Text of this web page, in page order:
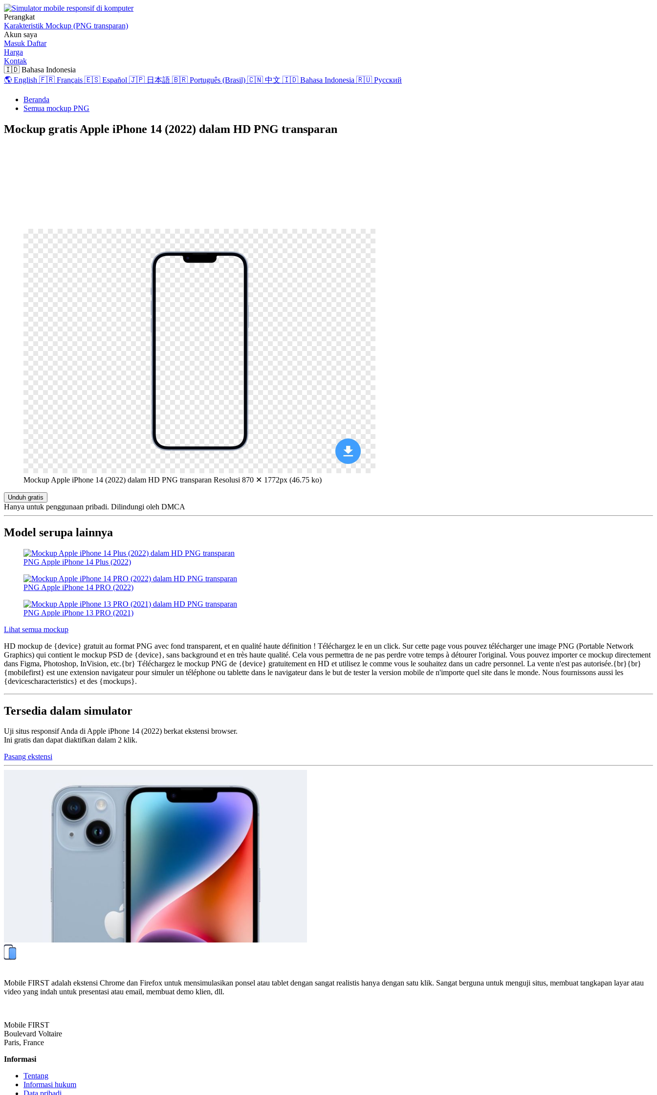
Perangkat
Karakteristik Mockup (PNG transparan)
Akun saya
Masuk Daftar
Harga
Kontak
🇮🇩 Bahasa Indonesia
🌎 English 🇫🇷 Français 🇪🇸 Español 🇯🇵 日本語 🇧🇷 Português (Brasil) 🇨🇳 中文 🇮🇩 Bahasa Indonesia 🇷🇺 Русский
Beranda
Semua mockup PNG
Mockup gratis Apple iPhone 14 (2022) dalam HD PNG transparan
Mockup Apple iPhone 14 (2022) dalam HD PNG transparan Resolusi 870 ✕ 1772px (46.75 ko)
Unduh gratis
Hanya untuk penggunaan pribadi. Dilindungi oleh DMCA
Model serupa lainnya
PNG Apple iPhone 14 Plus (2022)
PNG Apple iPhone 14 PRO (2022)
PNG Apple iPhone 13 PRO (2021)
Lihat semua mockup
HD mockup de {device} gratuit au format PNG avec fond transparent, et en qualité haute définition ! Téléchargez le en un click. Sur cette page vous pouvez télécharger une image PNG (Portable Network
Graphics) qui contient le mockup PSD de {device}, sans background et en très haute qualité. Cela vous permettra de ne pas perdre votre temps à détourer l'original. Vous pouvez importer ce mockup directement
dans Figma, Photoshop, InVision, etc.{br} Téléchargez le mockup PNG de {device} gratuitement en HD et utilisez le comme vous le souhaitez dans un cadre personnel. La vente n'est pas autorisée.{br}{br}
{mobilefirst} est une extension navigateur pour simuler un téléphone ou tablette dans le navigateur dans le but de tester la version mobile de n'importe quel site dans le monde. Nous fournissons aussi les
{devicescharacteristics} et des {mockups}.
Tersedia dalam simulator
Uji situs responsif Anda di Apple iPhone 14 (2022) berkat ekstensi browser.
Ini gratis dan dapat diaktifkan dalam 2 klik.
Pasang ekstensi
Mobile FIRST adalah ekstensi Chrome dan Firefox untuk mensimulasikan ponsel atau tablet dengan sangat realistis hanya dengan satu klik. Sangat berguna untuk menguji situs, membuat tangkapan layar atau
video yang indah untuk presentasi atau email, membuat demo klien, dll.
Mobile FIRST
Boulevard Voltaire
Paris, France
Informasi
Tentang
Informasi hukum
Data pribadi